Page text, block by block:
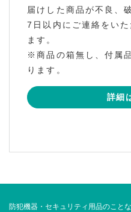
届けした商品が不良、
7日以内にご連絡をい
ます。
※商品の箱無し、付属
ります。
詳細
防犯機器・セキュリティ用品のこと